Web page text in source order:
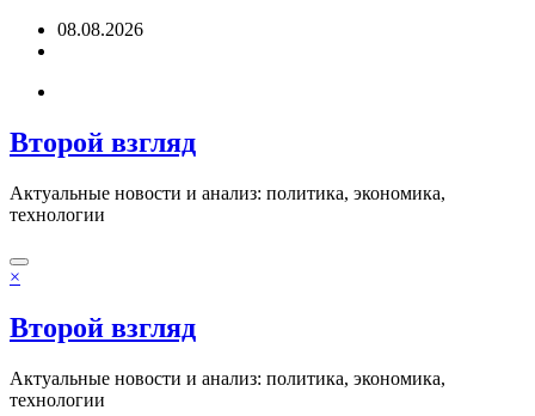
Перейти08.08.2026
Второй взгляд
Актуальные новости и анализ: политика, экономика,
технологии
×
Второй взгляд
Актуальные новости и анализ: политика, экономика,
технологии